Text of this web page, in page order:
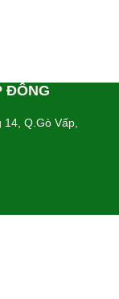
ĐÔNG
Q.Gò Vấp,